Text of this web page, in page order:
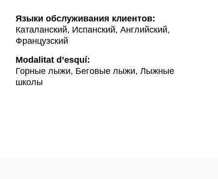
Языки обслуживания клиентов:
Каталанский, Испанский, Английский,
Французский
Modalitat d’esquí:
Горные лыжи, Беговые лыжи, Лыжные
школы